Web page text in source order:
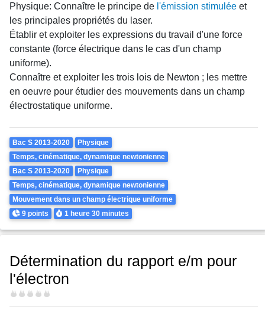
Physique: Connaître le principe de l'émission stimulée et
les principales propriétés du laser.
Établir et exploiter les expressions du travail d'une force
constante (force électrique dans le cas d'un champ
uniforme).
Connaître et exploiter les trois lois de Newton ; les mettre
en oeuvre pour étudier des mouvements dans un champ
électrostatique uniforme.
Theme
Bac S 2013-2020
Physique
Temps, cinématique, dynamique newtonienne
Bac S 2013-2020
Physique
Temps, cinématique, dynamique newtonienne
Mouvement dans un champ électrique uniforme
Points
9 points Durée
1 heure30 minutes
Détermination du rapport e/m pour
l'électron
Difficulté